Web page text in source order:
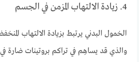
4. زيادة الالتهاب المزمن في الجسم
الخمول البدني يرتبط بزيادة الالتهاب
والذي قد يساهِم في تراكم بروتينات ضارة في